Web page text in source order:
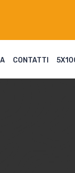
CONTATTI